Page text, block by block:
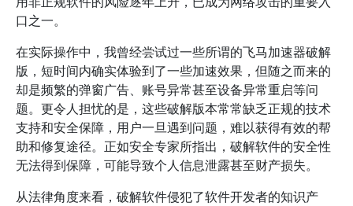
口之一。
在实际操作中，我曾经尝试过一些所谓的飞马加速器破解
版，短时间内确实体验到了一些加速效果，但随之而来的
却是频繁的弹窗广告、账号异常甚至设备异常重启等问
题。更令人担忧的是，这些破解版本常常缺乏正规的技术
支持和安全保障，用户一旦遇到问题，难以获得有效的帮
助和修复途径。正如安全专家所指出，破解软件的安全性
无法得到保障，可能导致个人信息泄露甚至财产损失。
从法律角度来看，破解软件侵犯了软件开发者的知识产